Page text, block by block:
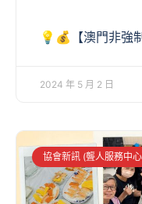
💡💰【澳門非強
2024 年 5 月 2 日
協會新訊 (聾人服務中